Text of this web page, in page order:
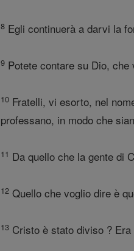
8 Egli continuerà a darvi la
9 Potete contare su Dio,
10 Fratelli, vi esorto, nel
professano, in modo che
11 Da quello che la gente di
12 Quello che voglio dire è
13 Cristo è stato diviso ?